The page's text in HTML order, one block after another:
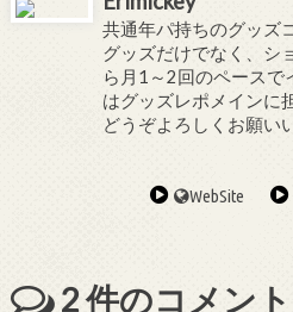
共通年パ持ちのグッズ
グッズだけでなく、シ
ら月1～2回のペースで
はグッズレポメインに
どうぞよろしくお願い
WebSite
2件のコメント